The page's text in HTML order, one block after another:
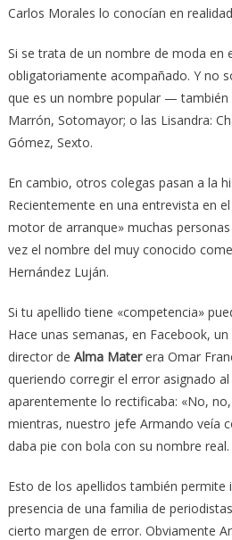
Carlos Morales lo conocían en
Si se trata de un nombre de moda en
obligatoriamente acompañado. Y no
que es un nombre popular — también
Marrón, Sotomayor; o las Lisandra:
Gómez, Sexto.
En cambio, otros colegas pasan a la
Recientemente en una entrevista en
motor de arranque» muchas
vez el nombre del muy conocido
Hernández Luján.
Si tu apellido tiene «competencia»
Hace unas semanas, en Facebook,
director de Alma Materera Omar
queriendo corregir el error asignado
aparentemente lo rectificaba: «No,
mientras, nuestro jefe Armando veía
daba pie con bola con su nombre real.
Esto de los apellidos también permite
presencia de una familia de
cierto margen de error. Obviamente